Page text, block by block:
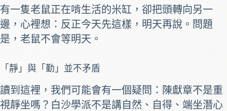
有一隻老鼠正在啃生活的米缸，卻把頭轉向另一
邊，心裡想：反正今天先這樣，明天再說。問題
是，老鼠不會等明天。
「靜」與「勤」並不矛盾
讀到這裡，我們可能會有一個疑問：陳獻章不是重
視靜坐嗎？白沙學派不是講自然、自得、端坐潛心